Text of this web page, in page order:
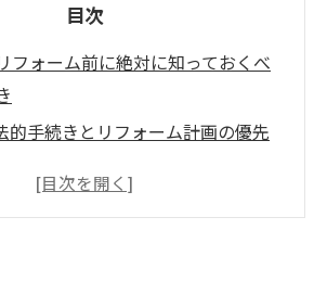
目次
フォーム前に絶対に知っておくべ
的手続きとリフォーム計画の優先
の相続後に必要な名義変更の手続